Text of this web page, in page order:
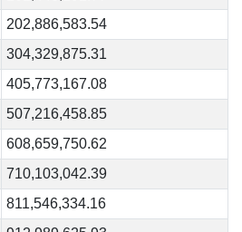
202,886,583.54
304,329,875.31
405,773,167.08
507,216,458.85
608,659,750.62
710,103,042.39
811,546,334.16